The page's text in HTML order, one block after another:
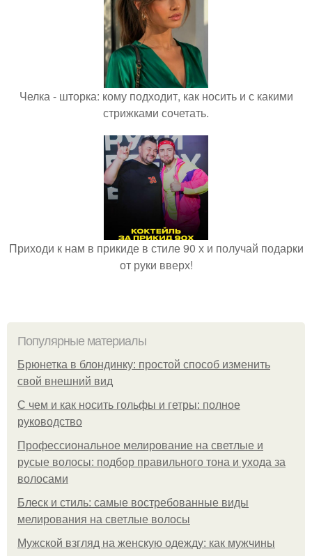
Челка - шторка: кому подходит, как носить и с какими
стрижками сочетать.
Приходи к нам в прикиде в стиле 90 х и получай подарки
от руки вверх!
Популярные материалы
Брюнетка в блондинку: простой способ изменить
свой внешний вид
С чем и как носить гольфы и гетры: полное
руководство
Профессиональное мелирование на светлые и
русые волосы: подбор правильного тона и ухода за
волосами
Блеск и стиль: самые востребованные виды
мелирования на светлые волосы
Мужской взгляд на женскую одежду: как мужчины